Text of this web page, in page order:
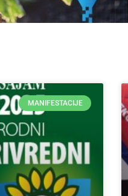
MANIFESTACIJE